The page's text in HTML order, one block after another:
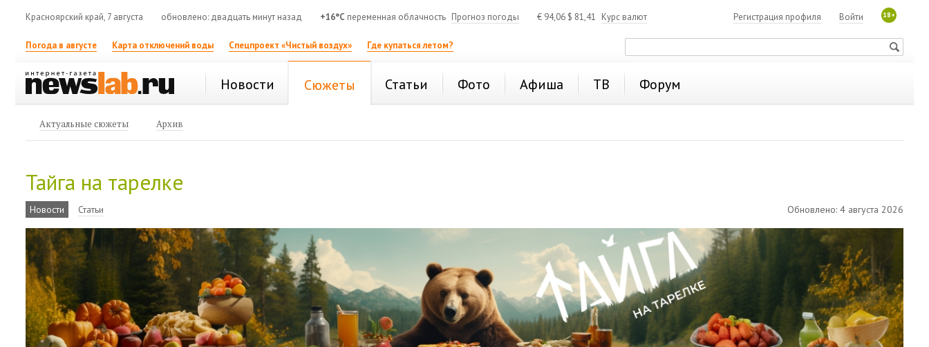
Красноярский край, 7 августа обновлено: двадцать минут назад +16°C переменная облачность Прогноз погоды € 94,06 $ 81,41 Курс валют 18+
Войти
Регистрация профиля
Погода в августе Карта отключений воды Спецпроект «Чистый воздух» Где купаться летом?
Новости Сюжеты Статьи Фото Афиша ТВ Форум
Актуальные сюжеты Архив
Тайга на тарелке
Новости Статьи Обновлено: 4 августа 2026